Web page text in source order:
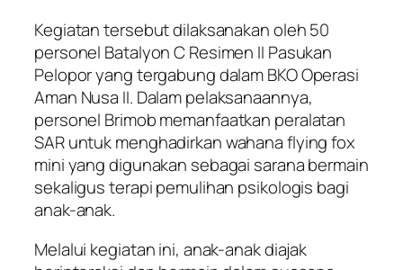
Kegiatan tersebut dilaksanakan oleh 50
personel Batalyon C Resimen II Pasukan
Pelopor yang tergabung dalam BKO Operasi
Aman Nusa II. Dalam pelaksanaannya,
personel Brimob memanfaatkan peralatan
SAR untuk menghadirkan wahana flying fox
mini yang digunakan sebagai sarana bermain
sekaligus terapi pemulihan psikologis bagi
anak-anak.
Melalui kegiatan ini, anak-anak diajak